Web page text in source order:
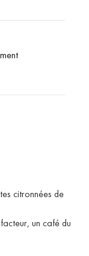
citronnées de
un café du